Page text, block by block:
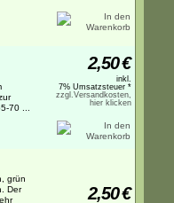
70 ...
2,50€
inkl.
7% Umsatzsteuer *
zzgl.Versandkosten,
hier klicken
grün
Der
2,50€